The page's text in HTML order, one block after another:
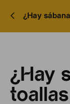
¿Hay
¿Hay